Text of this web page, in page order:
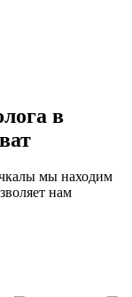
в
мы находим
нам